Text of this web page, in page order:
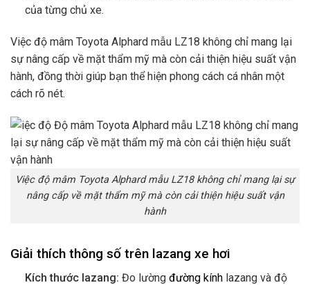
của từng chủ xe.
Việc độ mâm Toyota Alphard mẫu LZ18 không chỉ mang lại
sự nâng cấp về mặt thẩm mỹ mà còn cải thiện hiệu suất vận
hành, đồng thời giúp bạn thể hiện phong cách cá nhân một
cách rõ nét.
Việc độ mâm Toyota Alphard mẫu LZ18 không chỉ mang lại sự
nâng cấp về mặt thẩm mỹ mà còn cải thiện hiệu suất vận
hành
Giải thích thông số trên lazang xe hơi
Kích thước lazang: Đo lường đường kínhlazang và độ